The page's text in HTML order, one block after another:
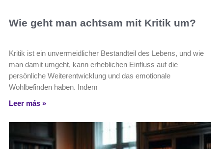
Wie geht man achtsam mit Kritik um?
Kritik ist ein unvermeidlicher Bestandteil des Lebens, und wie
man damit umgeht, kann erheblichen Einfluss auf die
persönliche Weiterentwicklung und das emotionale
Wohlbefinden haben. Indem
Leer más »